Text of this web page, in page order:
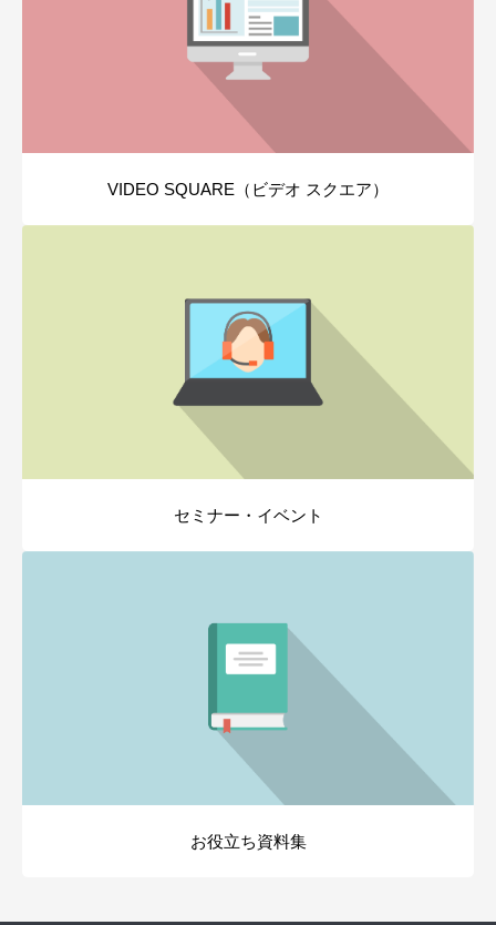
VIDEO SQUARE（ビデオ スクエア）
セミナー・イベント
お役立ち資料集